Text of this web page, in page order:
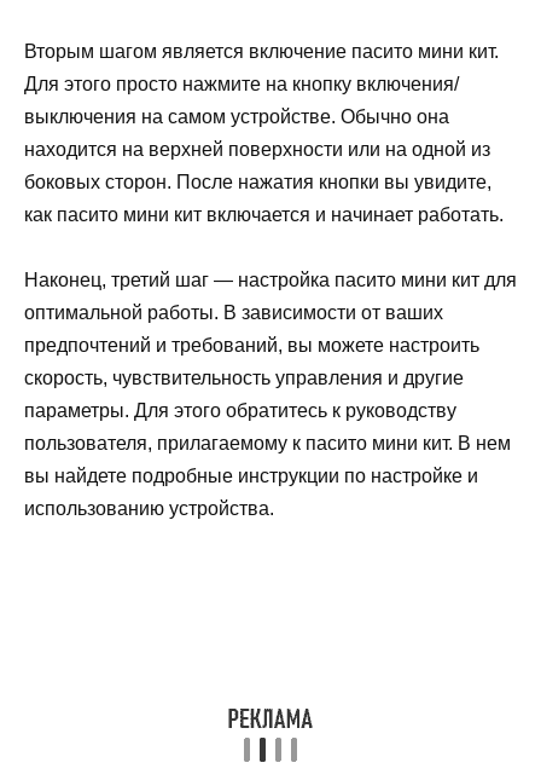
Вторым шагом является включение пасито мини кит.
Для этого просто нажмите на кнопку включения/
выключения на самом устройстве. Обычно она
находится на верхней поверхности или на одной из
боковых сторон. После нажатия кнопки вы увидите,
как пасито мини кит включается и начинает работать.
Наконец, третий шаг — настройка пасито мини кит для
оптимальной работы. В зависимости от ваших
предпочтений и требований, вы можете настроить
скорость, чувствительность управления и другие
параметры. Для этого обратитесь к руководству
пользователя, прилагаемому к пасито мини кит. В нем
вы найдете подробные инструкции по настройке и
использованию устройства.